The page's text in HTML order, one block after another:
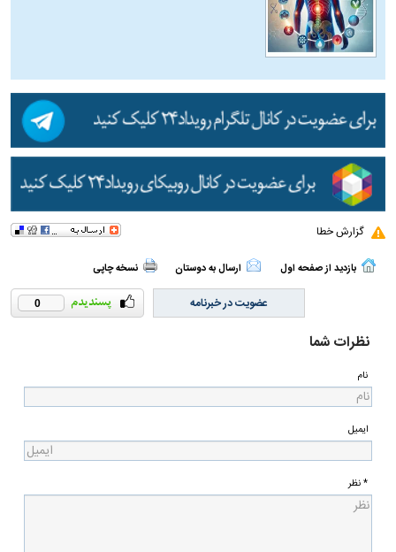
گزارش خطا
بازدید از صفحه اول ارسال به دوستان نسخه چاپی
0 عضویت در خبرنامه
نظرات شما
نام
ایمیل
* نظر